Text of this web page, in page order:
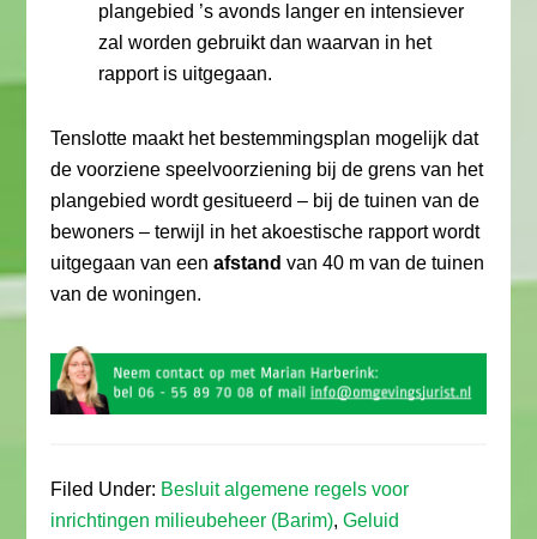
plangebied ’s avonds langer en intensiever
zal worden gebruikt dan waarvan in het
rapport is uitgegaan.
Tenslotte maakt het bestemmingsplan mogelijk dat
de voorziene speelvoorziening bij de grens van het
plangebied wordt gesitueerd – bij de tuinen van de
bewoners – terwijl in het akoestische rapport wordt
uitgegaan van eenafstand van 40 m van de tuinen
van de woningen.
Filed Under: Besluit algemene regels voor
inrichtingen milieubeheer (Barim),Geluid